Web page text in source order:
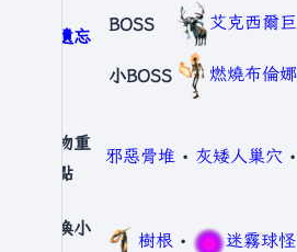
被遺忘
BOSS 艾克西爾
小BOSS 燃燒布倫娜
怪物重
生點
邪惡骨堆 • 灰矮人巢穴 •
召喚小
樹根 • 迷霧球怪